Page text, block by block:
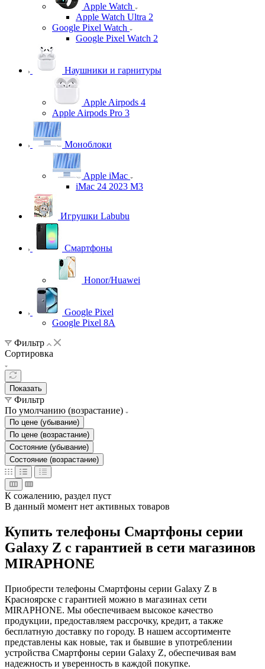
Apple Watch
Apple Watch Ultra 2
Google Pixel Watch
Google Pixel Watch 2
Наушники и гарнитуры
Apple Airpods 4
Apple Airpods Pro 3
Моноблоки
Apple iMac
iMac 24 2023 M3
Игрушки Labubu
Смартфоны
Honor/Huawei
Google Pixel
Google Pixel 8A
Фильтр
Сортировка
Показать
Фильтр
По умолчанию (возрастание)
По цене (убывание)
По цене (возрастание)
Состояние (убывание)
Состояние (возрастание)
К сожалению, раздел пуст
В данный момент нет активных товаров
Купить телефоны Смартфоны серии
Galaxy Z с гарантией в сети магазинов
MIRAPHONE
Приобрести телефоны Смартфоны серии Galaxy Z в
Красноярске с гарантией можно в магазинах сети
MIRAPHONE. Мы обеспечиваем высокое качество
продукции, предоставляем рассрочку, кредит, а также
бесплатную доставку по городу. В нашем ассортименте
представлены как новые, так и бывшие в употреблении
устройства Смартфоны серии Galaxy Z, обеспечивая вам
надежность и уверенность в каждой покупке.